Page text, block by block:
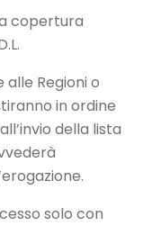
copertura
Regioni o
in ordine
della lista
solo con